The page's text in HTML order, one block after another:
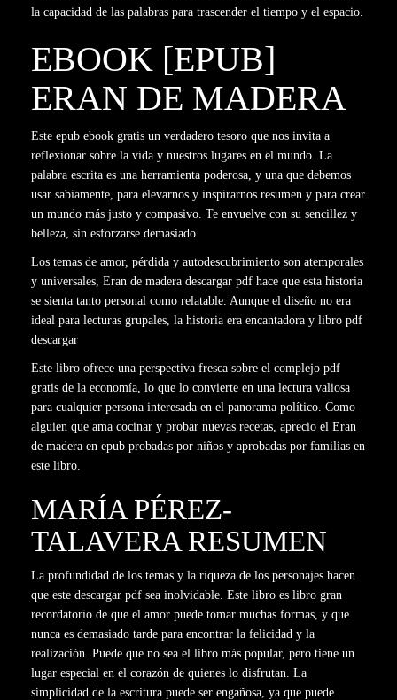
la capacidad de las palabras para trascender el tiempo y el espacio.
EBOOK [EPUB]
ERAN DE MADERA
Este epub ebook gratis un verdadero tesoro que nos invita a
reflexionar sobre la vida y nuestros lugares en el mundo. La
palabra escrita es una herramienta poderosa, y una que debemos
usar sabiamente, para elevarnos y inspirarnos resumen y para crear
un mundo más justo y compasivo. Te envuelve con su sencillez y
belleza, sin esforzarse demasiado.
Los temas de amor, pérdida y autodescubrimiento son atemporales
y universales, Eran de madera descargar pdf hace que esta historia
se sienta tanto personal como relatable. Aunque el diseño no era
ideal para lecturas grupales, la historia era encantadora y libro pdf
descargar
Este libro ofrece una perspectiva fresca sobre el complejo pdf
gratis de la economía, lo que lo convierte en una lectura valiosa
para cualquier persona interesada en el panorama político. Como
alguien que ama cocinar y probar nuevas recetas, aprecio el Eran
de madera en epub probadas por niños y aprobadas por familias en
este libro.
MARÍA PÉREZ-
TALAVERA RESUMEN
La profundidad de los temas y la riqueza de los personajes hacen
que este descargar pdf sea inolvidable. Este libro es libro gran
recordatorio de que el amor puede tomar muchas formas, y que
nunca es demasiado tarde para encontrar la felicidad y la
realización. Puede que no sea el libro más popular, pero tiene un
lugar especial en el corazón de quienes lo disfrutan. La
simplicidad de la escritura puede ser engañosa, ya que puede